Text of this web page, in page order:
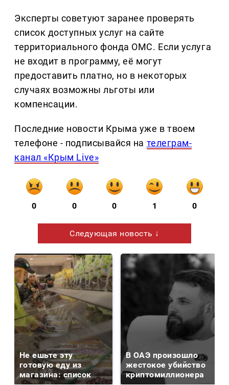
Эксперты советуют заранее проверять
список доступных услуг на сайте
территориального фонда ОМС. Если услуга
не входит в программу, её могут
предоставить платно, но в некоторых
случаях возможны льготы или
компенсации.
Последние новости Крыма уже в твоем
телефоне - подписывайся на телеграм-
канал «Крым Live»
0 0 0 1 0
Следующая новость ↓
Не ешьте эту
готовую еду из
магазина: список
В ОАЭ произошло
жестокое убийство
криптомиллионера